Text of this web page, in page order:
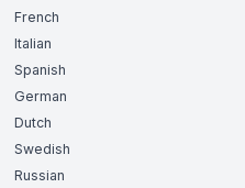
French
Italian
Spanish
German
Dutch
Swedish
Russian